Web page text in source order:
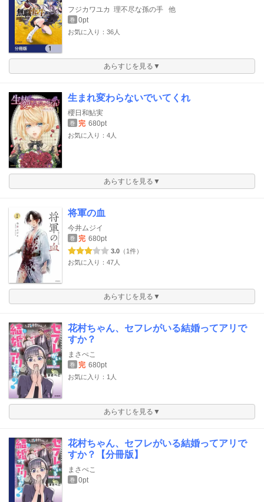
フジカワユカ 理不尽な孫の手 他
巻 0pt
お気に入り：36人
あらすじを見る▼
生まれ変わらないでいてくれ
櫻日和鮎実
巻 完 680pt
お気に入り：4人
あらすじを見る▼
将軍の血
今井ムジイ
巻 完 680pt
3.0 （1件）
お気に入り：47人
あらすじを見る▼
花村ちゃん、セフレがいる結婚ってアリで
すか？
まさぺこ
巻 完 680pt
お気に入り：1人
あらすじを見る▼
花村ちゃん、セフレがいる結婚ってアリで
すか？【分冊版】
まさぺこ
巻 0pt